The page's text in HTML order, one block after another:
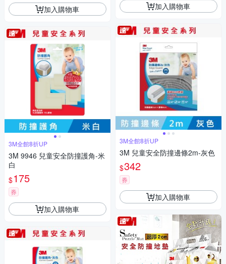
加入購物車
3M全館8折UP
3M 9946 兒童安全防撞護角-米
白
$175
券
加入購物車
加入購物車
3M全館8折UP
3M 兒童安全防撞邊條2m-灰色
$342
券
加入購物車